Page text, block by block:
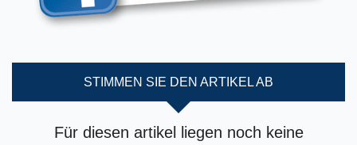
STIMMEN SIE DEN ARTIKEL AB
Für diesen artikel liegen noch keine